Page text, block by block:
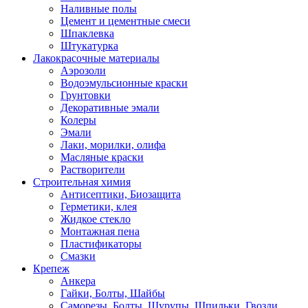
Наливные полы
Цемент и цементные смеси
Шпаклевка
Штукатурка
Лакокрасочные материалы
Аэрозоли
Водоэмульсионные краски
Грунтовки
Декоративные эмали
Колеры
Эмали
Лаки, морилки, олифа
Масляные краски
Растворители
Строительная химия
Антисептики, Биозащита
Герметики, клея
Жидкое стекло
Монтажная пена
Пластификаторы
Смазки
Крепеж
Анкера
Гайки, Болты, Шайбы
Саморезы, Болты, Шурупы, Шпильки, Гвозди